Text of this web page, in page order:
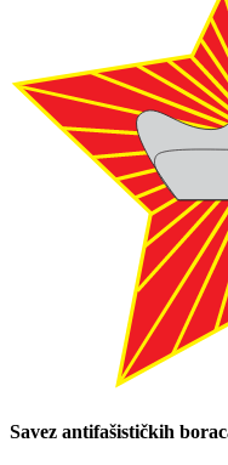
Savez antifašističkih